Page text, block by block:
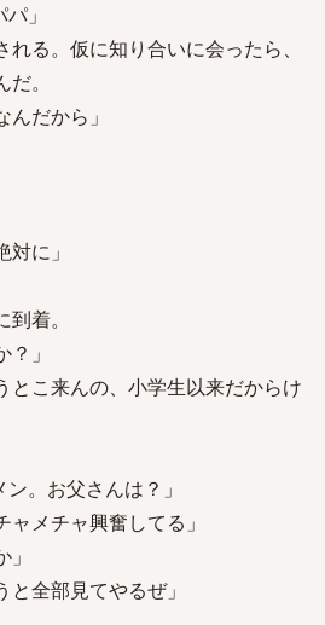
」
れる。仮に知り合いに会ったら、
。
だから」
対に」
着。
」
とこ来んの、小学生以来だからけ
。お父さんは？」
ャメチャ興奮してる」
と全部見てやるぜ」